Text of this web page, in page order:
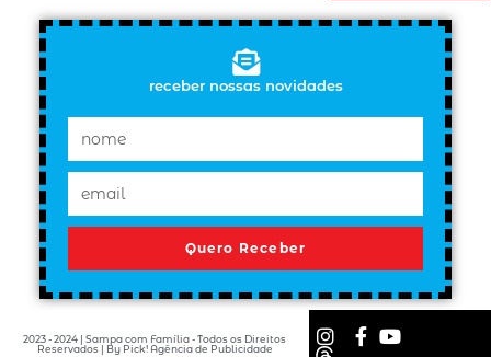
receber nossas novidades
Quero Receber
2023 - 2024 | Sampa com Família - Todos os Direitos
Reservados | By Pick! Agência de Publicidade